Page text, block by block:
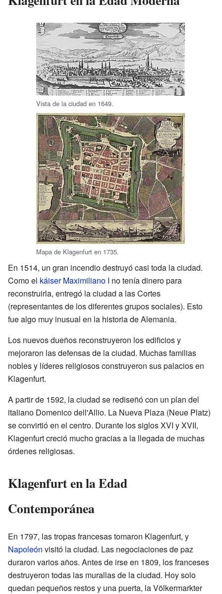
Vista de la ciudad en 1649.
Mapa de Klagenfurt en 1735.
En 1514, un gran incendio destruyó casi toda la ciudad.
Como el káiser Maximiliano I no tenía dinero para
reconstruirla, entregó la ciudad a las Cortes
(representantes de los diferentes grupos sociales). Esto
fue algo muy inusual en la historia de Alemania.
Los nuevos dueños reconstruyeron los edificios y
mejoraron las defensas de la ciudad. Muchas familias
nobles y líderes religiosos construyeron sus palacios en
Klagenfurt.
A partir de 1592, la ciudad se rediseñó con un plan del
italiano Domenico dell'Allio. La Nueva Plaza (Neue Platz)
se convirtió en el centro. Durante los siglos XVI y XVII,
Klagenfurt creció mucho gracias a la llegada de muchas
órdenes religiosas.
Klagenfurt en la Edad
Contemporánea
En 1797, las tropas francesas tomaron Klagenfurt, y
Napoleón visitó la ciudad. Las negociaciones de paz
duraron varios años. Antes de irse en 1809, los franceses
destruyeron todas las murallas de la ciudad. Hoy solo
quedan pequeños restos y una puerta, la Völkermarkter